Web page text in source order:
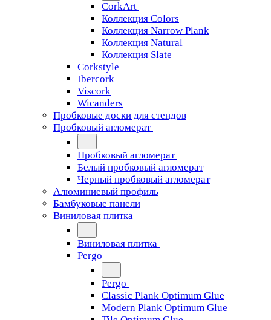
CorkArt
Коллекция Colors
Коллекция Narrow Plank
Коллекция Natural
Коллекция Slate
Corkstyle
Ibercork
Viscork
Wicanders
Пробковые доски для стендов
Пробковый агломерат
Пробковый агломерат
Белый пробковый агломерат
Черный пробковый агломерат
Алюминиевый профиль
Бамбуковые панели
Виниловая плитка
Виниловая плитка
Pergo
Pergo
Classic Plank Optimum Glue
Modern Plank Optimum Glue